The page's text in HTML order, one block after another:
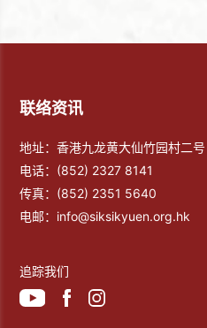
联络资讯
地址：香港九龙黄大仙竹园村二号
电话： (852) 2327 8141
传真： (852) 2351 5640
电邮： info@siksikyuen.org.hk
追踪我们